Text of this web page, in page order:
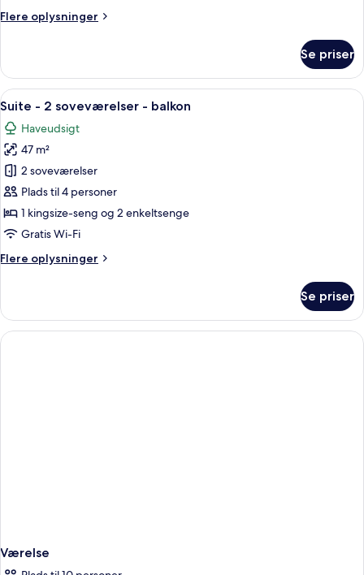
Flere oplysninger
Flere
-
soveværelse
Se priser
Indlæs
alle
billeder
af
Suite
-
2
soveværelser
balkon
Et moderne hotelværelse med en
5
Suite - 2 soveværelser - balkon
Haveudsigt
47 m²
2 soveværelser
Plads til 4 personer
1 kingsize-seng og 2 enkeltsenge
Gratis Wi-Fi
Flere oplysninger
Flere
-
soveværelser
Se priser
Værelse